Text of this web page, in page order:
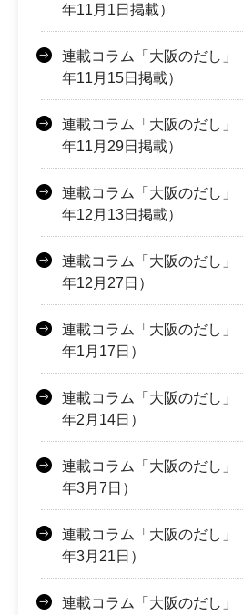
年11月1日掲載）
連載コラム「大阪のだし
年11月15日掲載）
連載コラム「大阪のだし
年11月29日掲載）
連載コラム「大阪のだし
年12月13日掲載）
連載コラム「大阪のだし
年12月27日）
連載コラム「大阪のだし
年1月17日）
連載コラム「大阪のだし
年2月14日）
連載コラム「大阪のだし
年3月7日）
連載コラム「大阪のだし
年3月21日）
連載コラム「大阪のだし